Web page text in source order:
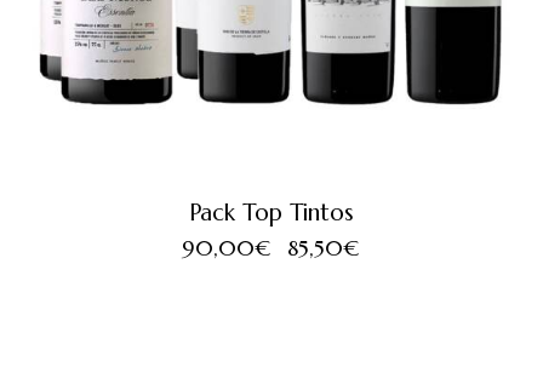
Pack Top Tintos
90,00€ 85,50€